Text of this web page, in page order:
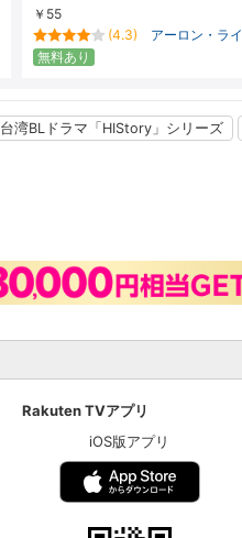
￥55
(4.3)
アーロン・ライ
無料あり
台湾BLドラマ「HIStory」シリーズ
Rakuten TVアプリ
iOS版アプリ